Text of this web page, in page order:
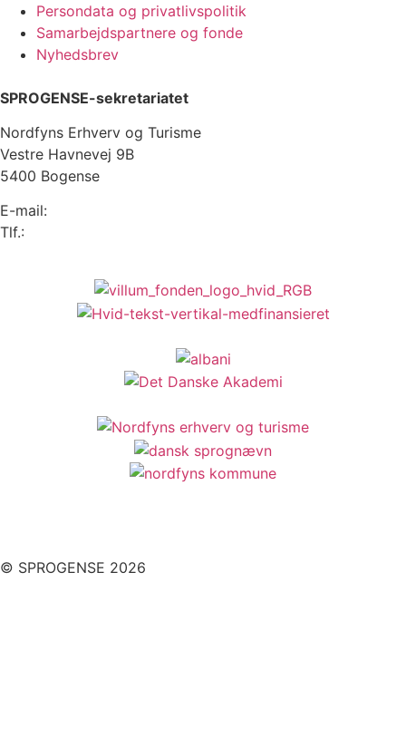
Persondata og privatlivspolitik
Samarbejdspartnere og fonde
Nyhedsbrev
SPROGENSE-sekretariatet
Nordfyns Erhverv og Turisme
Vestre Havnevej 9B
5400 Bogense
E-mail:
Tlf.:
© SPROGENSE 2026